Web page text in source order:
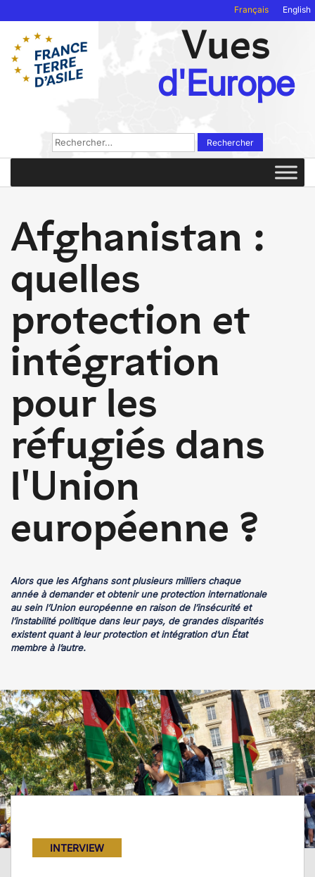
Français English
Vues
d'Europe
Rechercher :
Afghanistan :
quelles
protection et
intégration
pour les
réfugiés dans
l'Union
européenne ?
Alors queles Afghans sont plusieurs milliers chaque
année à demander et obtenir une protection internationale
au sein l’Union européenne en raison de l’insécurité et
l’instabilité politique dans leur pays, de grandes disparités
existent quant à leur protection et intégration d’un État
membre à l’autre.
INTERVIEW